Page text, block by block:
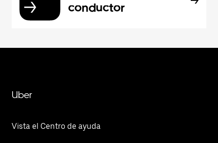
conductor
Uber
Vista el Centro de ayuda